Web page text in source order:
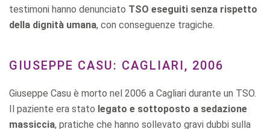
testimoni hanno denunciato TSO eseguiti senza rispetto
della dignità umana, con conseguenze tragiche.
GIUSEPPE CASU: CAGLIARI, 2006
Giuseppe Casu è morto nel 2006 a Cagliari durante un TSO.
Il paziente era stato legato e sottoposto a sedazione
massiccia, pratiche che hanno sollevato gravi dubbi sulla